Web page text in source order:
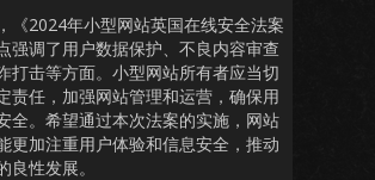
《2024年小型网站英国在线安全法案
强调了用户数据保护、不良内容审查
打击等方面。小型网站所有者应当切
责任，加强网站管理和运营，确保用
全。希望通过本次法案的实施，网站
更加注重用户体验和信息安全，推动
良性发展。